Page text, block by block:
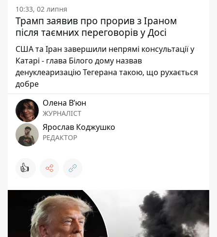
10:33, 02 липня
Трамп заявив про прорив з Іраном
після таємних переговорів у Досі
США та Іран завершили непрямі консультації у
Катарі - глава Білого дому назвав
денуклеаризацію Тегерана такою, що рухається
добре
Олена Вʼюн
ЖУРНАЛІСТ
Ярослав Коджушко
РЕДАКТОР
👍